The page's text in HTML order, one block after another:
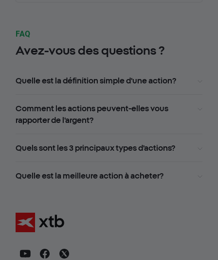
FAQ
Avez-vous des questions ?
Quelle est la définition simple d'une action?
Comment les actions peuvent-elles vous
rapporter de l'argent?
Quels sont les 3 principaux types d'actions?
Quelle est la meilleure action à acheter?